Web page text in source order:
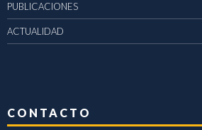
PUBLICACIONES
ACTUALIDAD
CONTACTO